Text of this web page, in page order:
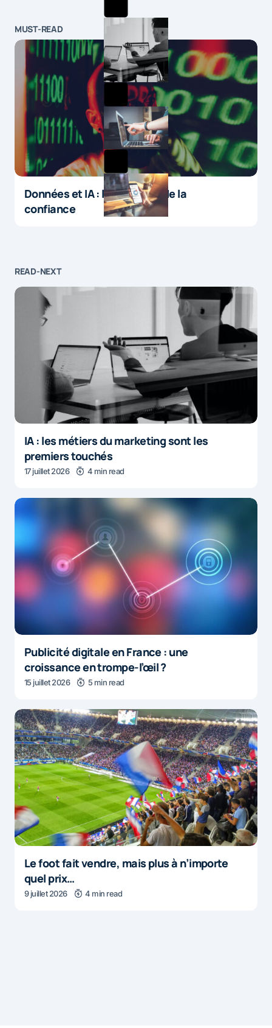
MUST-READ
Données et IA : le paradoxe de la
confiance
READ-NEXT
IA : les métiers du marketing sont les
premiers touchés
17 juillet 2026 4 min read
Publicité digitale en France : une
croissance en trompe-l’œil ?
15 juillet 2026 5 min read
Le foot fait vendre, mais plus à n’importe
quel prix…
9 juillet 2026 4 min read